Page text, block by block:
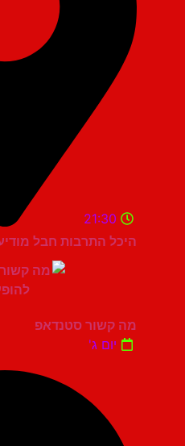
היכל התרבות חבל מודיעין
21:30
מה קשור סטנדאפ
יום ג'